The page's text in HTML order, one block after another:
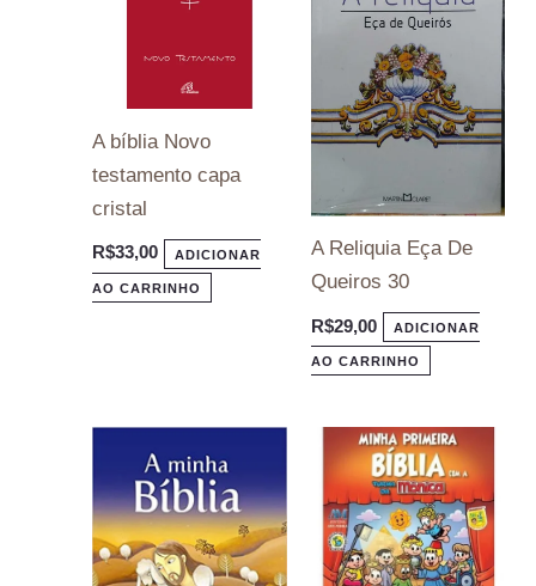
A bíblia Novo
testamento capa
cristal
R$33,00 ADICIONAR
AO CARRINHO
A Reliquia Eça De
Queiros 30
R$29,00 ADICIONAR
AO CARRINHO